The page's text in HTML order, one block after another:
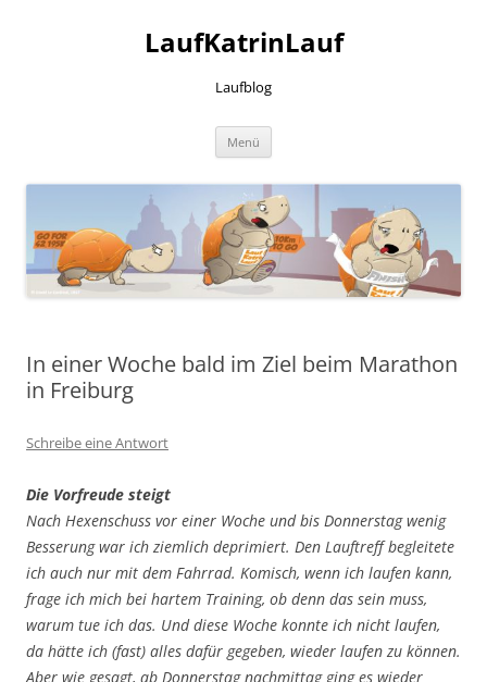
LaufKatrinLauf
Laufblog
Menü
In einer Woche bald im Ziel beim Marathon
in Freiburg
Schreibe eine Antwort
Die Vorfreude steigt
Nach Hexenschuss vor einer Woche und bis Donnerstag wenig
Besserung war ich ziemlich deprimiert. Den Lauftreff begleitete
ich auch nur mit dem Fahrrad. Komisch, wenn ich laufen kann,
frage ich mich bei hartem Training, ob denn das sein muss,
warum tue ich das. Und diese Woche konnte ich nicht laufen,
da hätte ich (fast) alles dafür gegeben, wieder laufen zu können.
Aber wie gesagt, ab Donnerstag nachmittag ging es wieder